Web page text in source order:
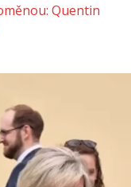
Quentin